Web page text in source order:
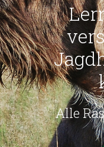
Alle